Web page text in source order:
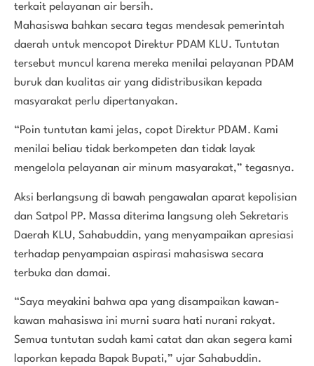
terkait pelayanan air bersih.
Mahasiswa bahkan secara tegas mendesak pemerintah
daerah untuk mencopot Direktur PDAM KLU. Tuntutan
tersebut muncul karena mereka menilai pelayanan PDAM
buruk dan kualitas air yang didistribusikan kepada
masyarakat perlu dipertanyakan.
“Poin tuntutan kami jelas, copot Direktur PDAM. Kami
menilai beliau tidak berkompeten dan tidak layak
mengelola pelayanan air minum masyarakat,” tegasnya.
Aksi berlangsung di bawah pengawalan aparat kepolisian
dan Satpol PP. Massa diterima langsung oleh Sekretaris
Daerah KLU, Sahabuddin, yang menyampaikan apresiasi
terhadap penyampaian aspirasi mahasiswa secara
terbuka dan damai.
“Saya meyakini bahwa apa yang disampaikan kawan-
kawan mahasiswa ini murni suara hati nurani rakyat.
Semua tuntutan sudah kami catat dan akan segera kami
laporkan kepada Bapak Bupati,” ujar Sahabuddin.